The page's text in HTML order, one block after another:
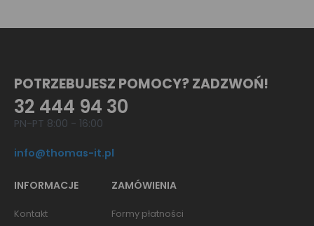
POTRZEBUJESZ POMOCY? ZADZWOŃ!
32 444 94 30
PN-PT 8:00 - 16:00
info@thomas-it.pl
INFORMACJE
Kontakt
ZAMÓWIENIA
Formy płatności